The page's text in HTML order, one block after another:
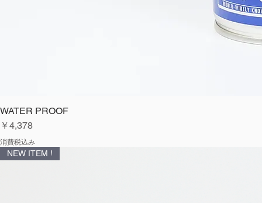
WATER PROOF
価格
￥4,378
消費税込み
NEW ITEM !